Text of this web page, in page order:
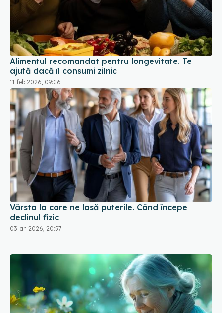
Alimentul recomandat pentru longevitate. Te
ajută dacă îl consumi zilnic
11 feb 2026, 09:06
Vârsta la care ne lasă puterile. Când începe
declinul fizic
03 ian 2026, 20:57